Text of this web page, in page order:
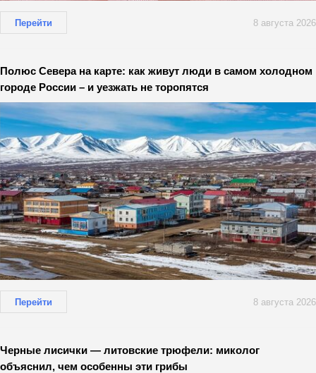
Перейти 8 августа 2026
Полюс Севера на карте: как живут люди в самом холодном
городе России – и уезжать не торопятся
Перейти 8 августа 2026
Черные лисички — литовские трюфели: миколог
объяснил, чем особенны эти грибы